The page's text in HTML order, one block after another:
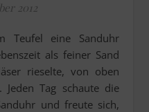
2012
als feiner Sand
rieselte, von oben
Jeden Tag schaute die
und freute sich,